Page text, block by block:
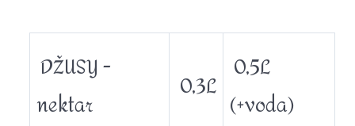
DŽUSY -
nektar
0,3L
0,5L
(+voda)